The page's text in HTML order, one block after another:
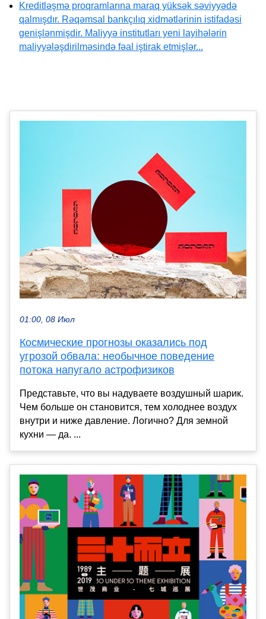
Kreditləşmə proqramlarına maraq yüksək səviyyədə
qalmışdır. Rəqəmsal bankçılıq xidmətlərinin istifadəsi
genişlənmişdir. Maliyyə institutları yeni layihələrin
maliyyələşdirilməsində fəal iştirak etmişlər...
01:00, 08 Июл
Космические прогнозы оказались под
угрозой обвала: необычное поведение
потока напугало астрофизиков
Представьте, что вы надуваете воздушный шарик.
Чем больше он становится, тем холоднее воздух
внутри и ниже давление. Логично? Для земной
кухни — да. ...